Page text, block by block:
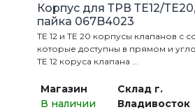
Корпус для ТРВ ТЕ12/ТЕ20,
пайка 067B4023
TE 12 и TE 20 корпусы клапанов с
которые доступны в прямом и
TE 12 коруса клапана ...
Магазин
В наличии
Склад г.
Владивосток